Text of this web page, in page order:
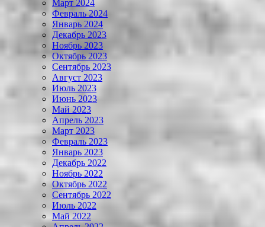
Март 2024
Февраль 2024
Январь 2024
Декабрь 2023
Ноябрь 2023
Октябрь 2023
Сентябрь 2023
Август 2023
Июль 2023
Июнь 2023
Май 2023
Апрель 2023
Март 2023
Февраль 2023
Январь 2023
Декабрь 2022
Ноябрь 2022
Октябрь 2022
Сентябрь 2022
Июль 2022
Май 2022